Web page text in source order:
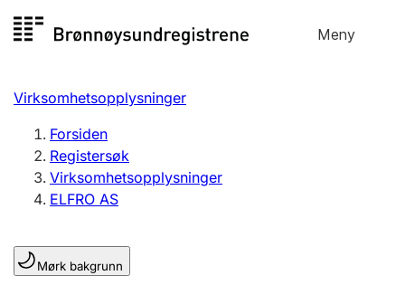
til
Meny
Registersøk
Aksjeselskap
Enkeltpersonforetak
Registrere, endre, slette
Lag og forening
Virksomhetsopplysninger
Forsiden
Registersøk
Virksomhetsopplysninger
ELFRO AS
Mørk bakgrunn